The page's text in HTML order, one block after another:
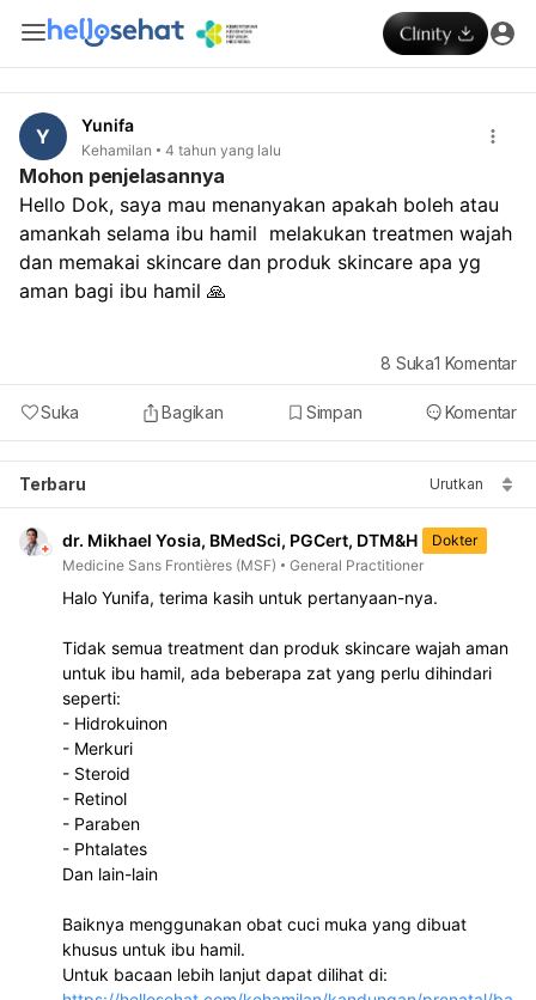
Y Yunifa
Kehamilan 4 tahun yang lalu
Mohon penjelasannya
Hello Dok, saya mau menanyakan apakah boleh atau
amankah selama ibu hamil  melakukan treatmen wajah
dan memakai skincare dan produk skincare apa yg
aman bagi ibu hamil 🙏
Suka Bagikan Simpan Komentar
8 Suka1 Komentar
Terbaru Urutkan
dr. Mikhael Yosia, BMedSci, PGCert, DTM&H
Dokter
Medicine Sans Frontières (MSF)
General Practitioner
Halo Yunifa, terima kasih untuk pertanyaan-nya.
Tidak semua treatment dan produk skincare wajah aman
untuk ibu hamil, ada beberapa zat yang perlu dihindari
seperti:
- Hidrokuinon
- Merkuri
- Steroid
- Retinol
- Paraben
- Phtalates
Dan lain-lain
Baiknya menggunakan obat cuci muka yang dibuat
khusus untuk ibu hamil.